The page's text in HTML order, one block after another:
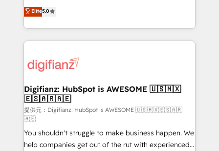
is there for you to: - Grow revenue, and run your
business more efficiently - Build stronger
more people - Get the most out of your HubSpot
investment
enable mid-market and enterprise clients to
maximise their return from digital and fuel their
growth. We modernise platforms, streamline
operations that are causing inefficiencies, improve
supercharge revenue operations Key services: • CRM
Transformation / Web Development • RevOps &
Sales Consulting • Marketing Automation What
makes us different? 🚀 Top 0.5% of global HubSpot
agencies ⚙️ The strongest technical ability and
integration capabilities 💼 Consultative, long-term
partners who will embed ourselves into your
Elite5.0
Digifianz: HubSpot is AWESOME 🇺🇸🇲🇽
🇪🇸🇦🇷🇦🇪
提供元：Digifianz: HubSpot is AWESOME 🇺🇸🇲🇽🇪🇸🇦🇷
🇦🇪
You shouldn't struggle to make business happen. We
help companies get out of the rut with experienced,